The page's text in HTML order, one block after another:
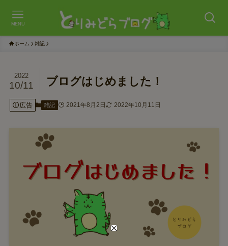
MENU
ホーム 雑記
ブログはじめました！
2022
10/11
広告 雑記 2021年8月2日 2022年10月11日